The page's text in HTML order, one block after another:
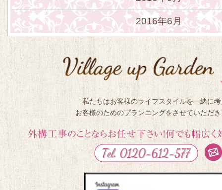
2016年6月
私たちはお客様のライフスタイルを一緒に
お客様のためのプランニングをさせていただ